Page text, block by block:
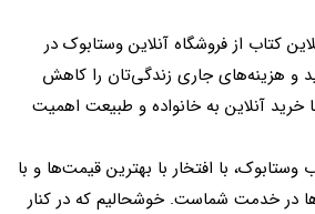
کتاب از فروشگاه آنلاین وستابوک در
و هزینه‌های جاری زندگی‌تان را کاهش
خرید آنلاین به خانواده و طبیعت اهمیت
وستابوک، با افتخار با بهترین قیمت‌ها و با
در خدمت شماست. خوشحالیم که در کنار